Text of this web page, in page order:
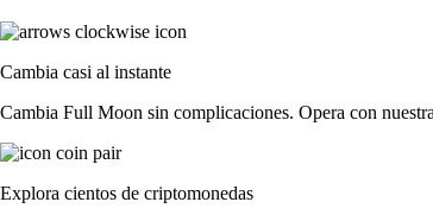
Cambia casi al instante
Cambia Full Moon sin complicaciones. Opera con
Explora cientos de criptomonedas